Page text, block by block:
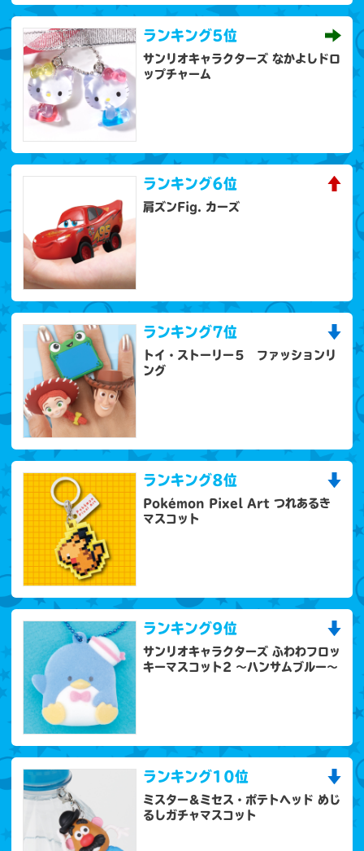
ランキング5位
サンリオキャラクターズ なかよしドロ
ップチャーム
ランキング6位
肩ズンFig. カーズ
ランキング7位
トイ・ストーリー５ ファッションリ
ング
ランキング8位
Pokémon Pixel Art つれあるき
マスコット
ランキング9位
サンリオキャラクターズ ふわわフロッ
キーマスコット2 ～ハンサムブルー～
ランキング10位
ミスター＆ミセス・ポテトヘッド めじ
るしガチャマスコット